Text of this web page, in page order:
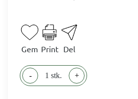
Gem Print Del
- 1 stk. +